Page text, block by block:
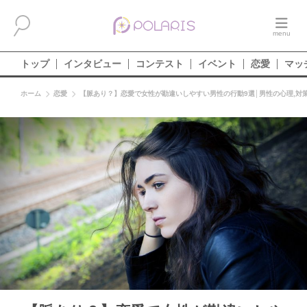
トップ インタビュー コンテスト イベント 恋愛 マッ
ホーム 恋愛 【脈あり？】恋愛で女性が勘違いしやすい男性の行動9選│男性の心理,対